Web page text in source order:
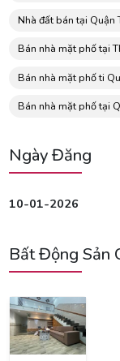
Nhà đất bán tại Quận
Bán nhà mặt phố tại
Bán nhà mặt phố ti
Bán nhà mặt phố tại
Ngày Đăng
10-01-2026
Bất Động Sản